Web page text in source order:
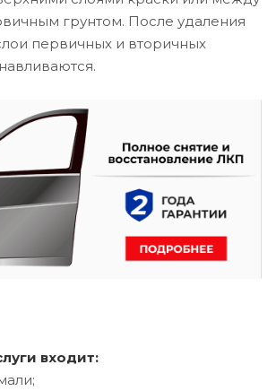
грунтом. После удаления
первичных и вторичных
входит: